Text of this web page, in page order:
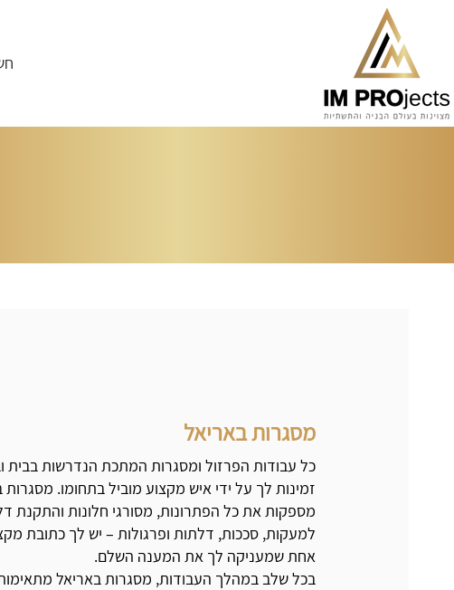
מסגרות באריאל
כל עבודות הפרזול ומסגרות המתכת הנדרשות בבית
זמינות לך על ידי איש מקצוע מוביל בתחומו. מסגרות
מספקות את כל הפתרונות, מסורגי חלונות והתקנת
למעקות, סככות, דלתות ופרגולות – יש לך כתובת
אחת שמעניקה לך את המענה השלם.
בכל שלב במהלך העבודות, מסגרות באריאל